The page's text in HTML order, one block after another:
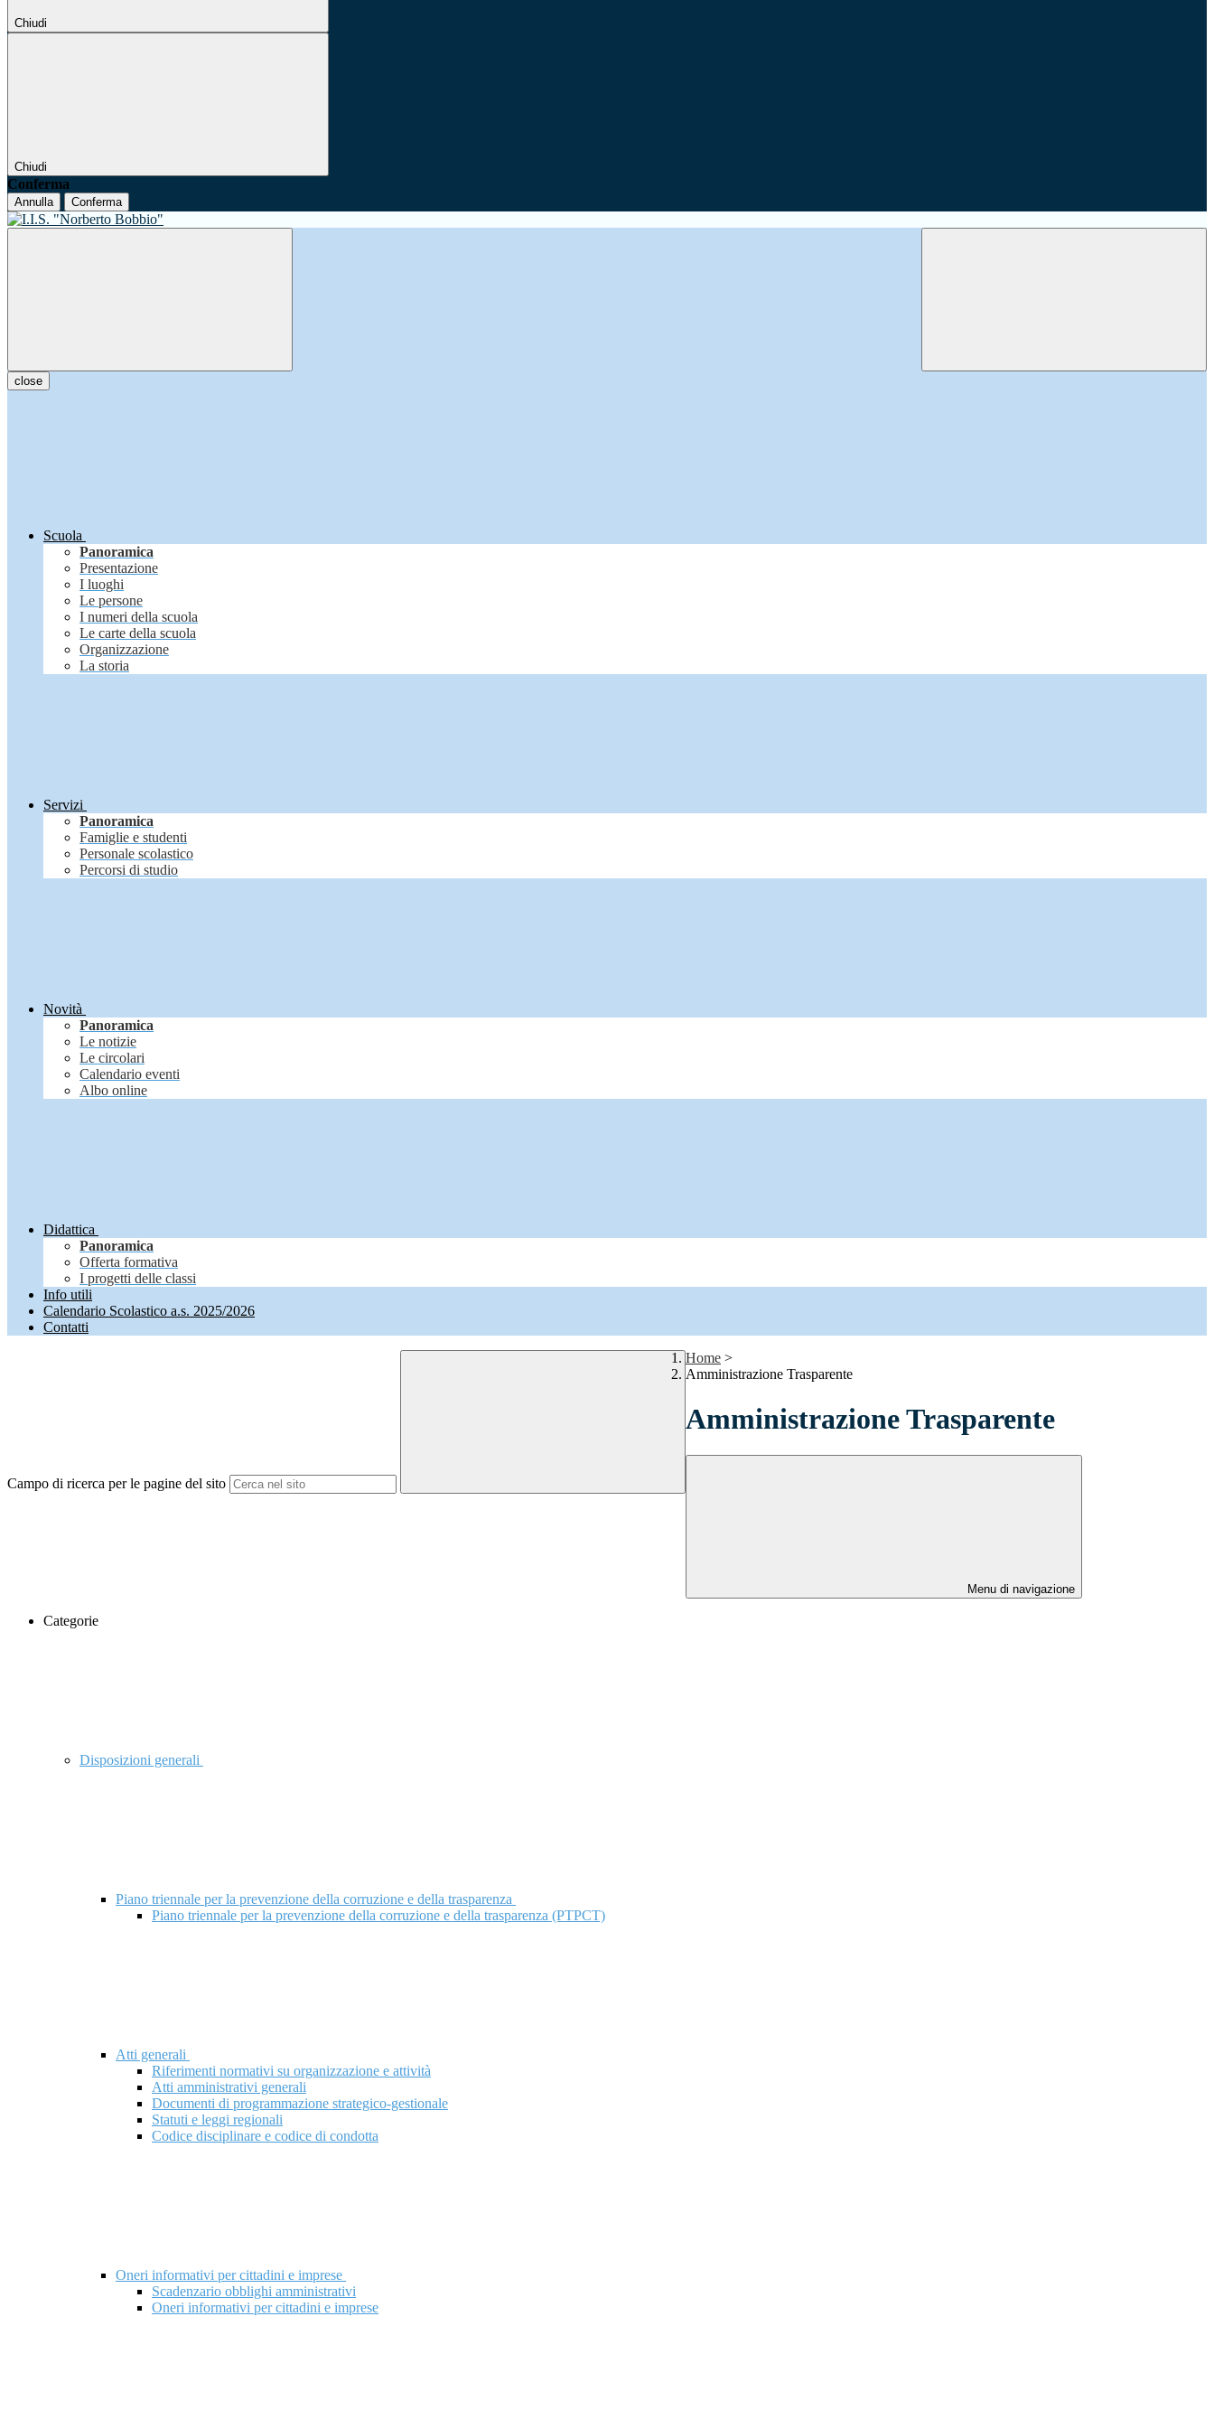
Chiudi
Chiudi
Conferma
Annulla Conferma
close
Scuola
Panoramica
Presentazione
I luoghi
Le persone
I numeri della scuola
Le carte della scuola
Organizzazione
La storia
Servizi
Panoramica
Famiglie e studenti
Personale scolastico
Percorsi di studio
Novità
Panoramica
Le notizie
Le circolari
Calendario eventi
Albo online
Didattica
Panoramica
Offerta formativa
I progetti delle classi
Info utili
Calendario Scolastico a.s. 2025/2026
Contatti
Campo di ricerca per le pagine del sito
Home >
Amministrazione Trasparente
Amministrazione Trasparente
Menu di navigazione
Categorie
Disposizioni generali
Piano triennale per la prevenzione della corruzione e della trasparenza
Piano triennale per la prevenzione della corruzione e della trasparenza (PTPCT)
Atti generali
Riferimenti normativi su organizzazione e attività
Atti amministrativi generali
Documenti di programmazione strategico-gestionale
Statuti e leggi regionali
Codice disciplinare e codice di condotta
Oneri informativi per cittadini e imprese
Scadenzario obblighi amministrativi
Oneri informativi per cittadini e imprese